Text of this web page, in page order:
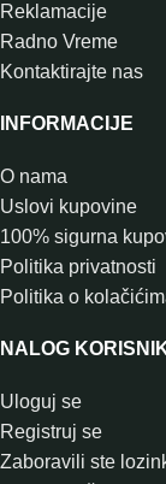
Reklamacije
Radno Vreme
Kontaktirajte nas
INFORMACIJE
O nama
Uslovi kupovine
100% sigurna
Politika privatnosti
Politika o
NALOG
Uloguj se
Registruj se
Zaboravili ste